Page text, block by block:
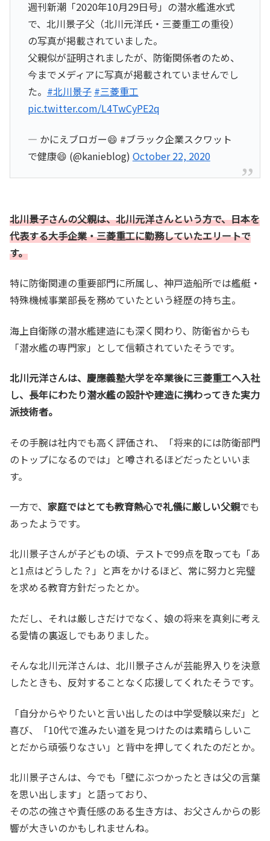
週刊新潮「2020年10月29日号」の潜水艦進水式
で、北川景子父（北川元洋氏・三菱重工の重役）
の写真が掲載されていました。
父親似が証明されましたが、防衛関係者のため、
今までメディアに写真が掲載されていませんでし
た。 #北川景子 #三菱重工
pic.twitter.com/L4TwCyPE2q
— かにえブロガー😄 #ブラック企業スクワット
で健康😄 (@kanieblog) October 22, 2020
北川景子さんの父親は、北川元洋さんという方で、日本を
代表する大手企業・三菱重工に勤務していたエリートで
す。
特に防衛関連の重要部門に所属し、神戸造船所では艦艇・
特殊機械事業部長を務めていたという経歴の持ち主。
海上自衛隊の潜水艦建造にも深く関わり、防衛省からも
「潜水艦の専門家」として信頼されていたそうです。
北川元洋さんは、慶應義塾大学を卒業後に三菱重工へ入社
し、長年にわたり潜水艦の設計や建造に携わってきた実力
派技術者。
その手腕は社内でも高く評価され、「将来的には防衛部門
のトップになるのでは」と噂されるほどだったといいま
す。
一方で、 家庭ではとても教育熱心で礼儀に厳しい父親でも
あったようです。
北川景子さんが子どもの頃、テストで99点を取っても「あ
と1点はどうした？」と声をかけるほど、常に努力と完璧
を求める教育方針だったとか。
ただし、それは厳しさだけでなく、娘の将来を真剣に考え
る愛情の裏返しでもありました。
そんな北川元洋さんは、北川景子さんが芸能界入りを決意
したときも、反対することなく応援してくれたそうです。
「自分からやりたいと言い出したのは中学受験以来だ」と
喜び、「10代で進みたい道を見つけたのは素晴らしいこ
とだから頑張りなさい」と背中を押してくれたのだとか。
北川景子さんは、今でも「壁にぶつかったときは父の言葉
を思い出します」と語っており、
その芯の強さや責任感のある生き方は、お父さんからの影
響が大きいのかもしれませんね。